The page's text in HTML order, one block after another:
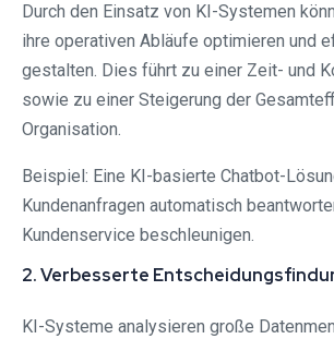
Durch den Einsatz von KI-Systemen
ihre operativen Abläufe optimieren und
gestalten. Dies führt zu einer Zeit- und
sowie zu einer Steigerung der
Organisation.
Beispiel: Eine KI-basierte Chatbot-
Kundenanfragen automatisch
Kundenservice beschleunigen.
2. Verbesserte
KI-Systeme analysieren große